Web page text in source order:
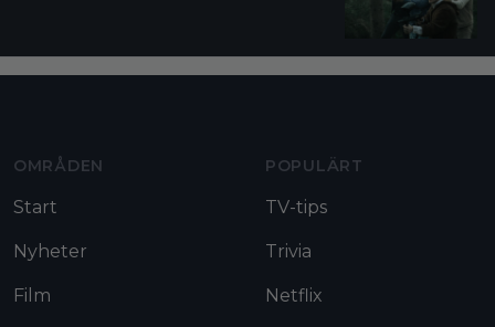
OMRÅDEN
Start
Nyheter
Film
POPULÄRT
TV-tips
Trivia
Netflix